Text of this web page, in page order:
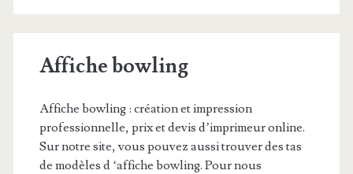
en
Affiche bowling
Affiche bowling : création et impression
professionnelle, prix et devis d’imprimeur online.
Sur notre site, vous pouvez aussi trouver des tas
de modèles d ‘affiche bowling. Pour nous